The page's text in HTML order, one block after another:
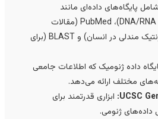
داده‌ای مانند
GenBank (توالی DNA/RNA)، PubMed (مقالات
علمی)، OMIM (ژنتیک مندلی در انسان) و BLAST (برای
ژنومیک که اطلاعات جامعی
مختلف ارائه می‌دهد.
ابزاری قدرتمند برای
ژنومی.